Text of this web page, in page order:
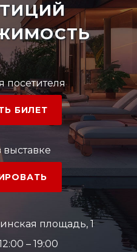
посетителя
БИЛЕТ
выставке
площадь, 1
– 19:00